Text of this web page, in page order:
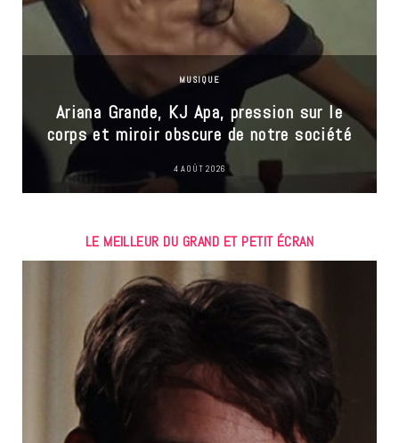
MUSIQUE
Ariana Grande, KJ Apa, pression sur le
corps et miroir obscure de notre société
4 AOÛT 2026
LE MEILLEUR DU GRAND ET PETIT ÉCRAN